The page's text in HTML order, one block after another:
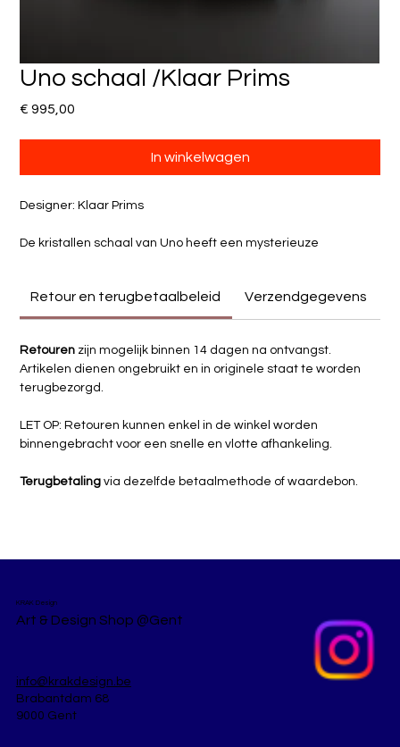
Uno schaal /Klaar Prims
€ 995,00
In winkelwagen
Designer: Klaar Prims
De kristallen schaal van Uno heeft een mysterieuze
een functioneel middelpunt als een opvallend decoratief
object.
specificaties
mondgeblazen kristal
Ø 30 cm, h 4 cm
Retour en terugbetaalbeleid Verzendgegevens
Retouren zijn mogelijk binnen 14 dagen na ontvangst.
Artikelen dienen ongebruikt en in originele staat te worden
terugbezorgd.
LET OP: Retouren kunnen enkel in de winkel worden
binnengebracht voor een snelle en vlotte afhankeling.
Terugbetaling via dezelfde betaalmethode of waardebon.
KRAK Design
Art & Design Shop @Gent
info@krakdesign.be
Brabantdam 68
9000 Gent